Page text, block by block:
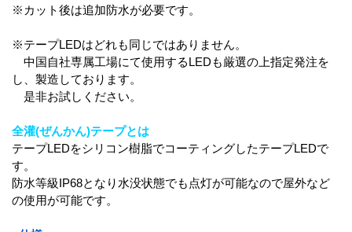
※カット後は追加防水が必要です。
※テープLEDはどれも同じではありません。
中国自社専属工場にて使用するLEDも厳選の上指定発注を
し、製造しております。
是非お試しください。
全灌(ぜんかん)テープとは
テープLEDをシリコン樹脂でコーティングしたテープLEDで
す。
防水等級IP68となり水没状態でも点灯が可能なので屋外など
の使用が可能です。